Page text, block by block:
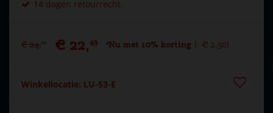
14 dagen retourrecht.
€ 24,99 € 22,49 Nu met 10% korting € 2,50
Winkellocatie: LU-53-E